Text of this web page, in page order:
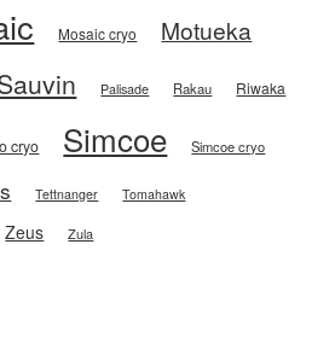
Mosaic cryo Motueka
Palisade Rakau Riwaka
cryo Simcoe Simcoe cryo
Tettnanger Tomahawk
Zeus Zula